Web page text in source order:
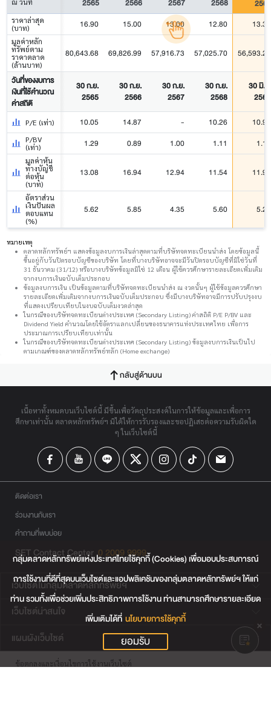
ณ วันที่
2565
2566
2567
2568
2569
ราคาล่าสุด
(บาท)
16.90 15.00 13.00 12.80 13.30
มูลค่าหลัก
ทรัพย์ตาม
ราคาตลาด
(ล้านบาท)
80,643.68 69,826.99 57,916.73 57,025.70 56,593.26
วันที่ของงบการ
เงินที่ใช้คำนวณ
ค่าสถิติ
30 ก.ย.
2565
30 ก.ย.
2566
30 ก.ย.
2567
30 ก.ย.
2568
30 มิ.ย.
2569
P/E (เท่า) 10.05 14.87 - 10.26 10.92
P/BV
(เท่า)
1.29 0.89 1.00 1.11 1.12
มูลค่าหุ้น
ทางบัญชี
ต่อหุ้น
(บาท)
13.08 16.94 12.94 11.54 11.92
อัตราส่วน
เงินปันผล
ตอบแทน
(%)
5.62 5.85 4.35 5.60 5.26
หมายเหตุ
ตลาดหลักทรัพย์ฯ แสดงข้อมูลงบการเงินล่าสุดตามที่บริษัทจดทะเบียนนำส่ง โดยข้อมูลนี้
ขึ้นอยู่กับวันปิดรอบบัญชีของบริษัท โดยที่บางบริษัทอาจจะมีวันปิดรอบบัญชีที่มิใช่วันที่
31 ธันวาคม (31/12) หรือบางบริษัทข้อมูลมิใช่ 12 เดือน ผู้ใช้ควรศึกษารายละเอียดเพิ่มเติม
จากงบการเงินฉบับเต็มประกอบ
ข้อมูลงบการเงิน เป็นข้อมูลตามที่บริษัทจดทะเบียนนำส่ง ณ งวดนั้นๆ ผู้ใช้ข้อมูลควรศึกษา
รายละเอียดเพิ่มเติมจากงบการเงินฉบับเต็มประกอบ ซึ่งมีบางบริษัทอาจมีการปรับปรุงงบ
ที่แสดงเปรียบเทียบในงบฉบับเต็มงวดล่าสุด
ในกรณีของบริษัทจดทะเบียนต่างประเทศ (Secondary Listing) ค่าสถิติ P/E P/BV และ
Dividend Yield คำนวณโดยใช้อัตราแลกเปลี่ยนของธนาคารแห่งประเทศไทย เพื่อการ
ประมาณการเปรียบเทียบเท่านั้น
ในกรณีของบริษัทจดทะเบียนต่างประเทศ (Secondary Listing) ข้อมูลงบการเงินเป็นไป
ตามเกณฑ์ของตลาดหลักทรัพย์หลัก (Home exchange)
กลับสู่ด้านบน
เนื้อหาทั้งหมดบนเว็บไซต์นี้ มีขึ้นเพื่อวัตถุประสงค์ในการให้ข้อมูลและเพื่อการ
ศึกษาเท่านั้น ตลาดหลักทรัพย์ฯ มิได้ให้การรับรองและขอปฏิเสธต่อความรับผิดใด
ๆ ในเว็บไซต์นี้
ติดต่อเรา
ร่วมงานกับเรา
คำถามที่พบบ่อย
SET Contact Center 0 2009 9999
เว็บไซต์ในกลุ่มตลาดหลักทรัพย์ฯ
เว็บไซต์น่าสนใจ
แผนผังเว็บไซต์
ข้อตกลงและเงื่อนไขการใช้งานเว็บไซต์
กลุ่มตลาดหลักทรัพย์แห่งประเทศไทยใช้คุกกี้ (Cookies) เพื่อมอบประสบการณ์
การใช้งานที่ดีที่สุดบนเว็บไซต์และแอปพลิเคชันของกลุ่มตลาดหลักทรัพย์ฯ ให้แก่
ท่าน รวมทั้งเพื่อช่วยเพิ่มประสิทธิภาพการใช้งาน ท่านสามารถศึกษารายละเอียด
เพิ่มเติมได้ที่ นโยบายการใช้คุกกี้
ยอมรับ